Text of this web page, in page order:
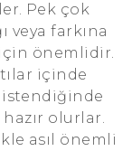
Pek çok
veya farkına
önemlidir.
içinde
olurlar.
asıl önemli